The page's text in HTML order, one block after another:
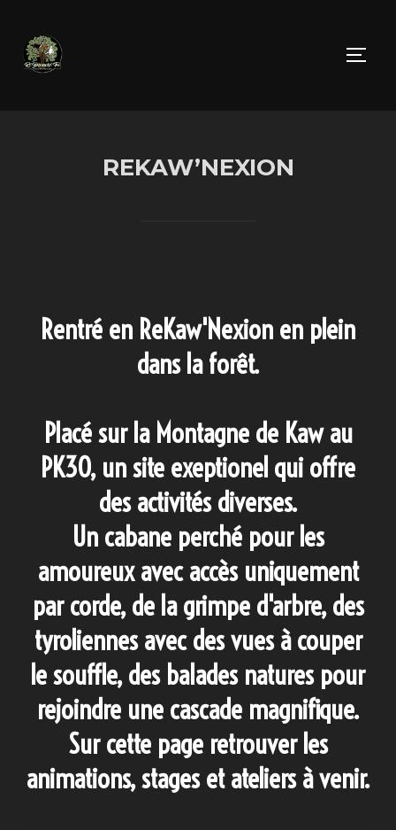
REKAW’NEXION
Rentré en ReKaw'Nexion en plein
dans la forêt.
Placé sur la Montagne de Kaw au
PK30, un site exeptionel qui offre
des activités diverses.
Un cabane perché pour les
amoureux avec accès uniquement
par corde, de la grimpe d'arbre, des
tyroliennes avec des vues à couper
le souffle, des balades natures pour
rejoindre une cascade magnifique.
Sur cette page retrouver les
animations, stages et ateliers à venir.